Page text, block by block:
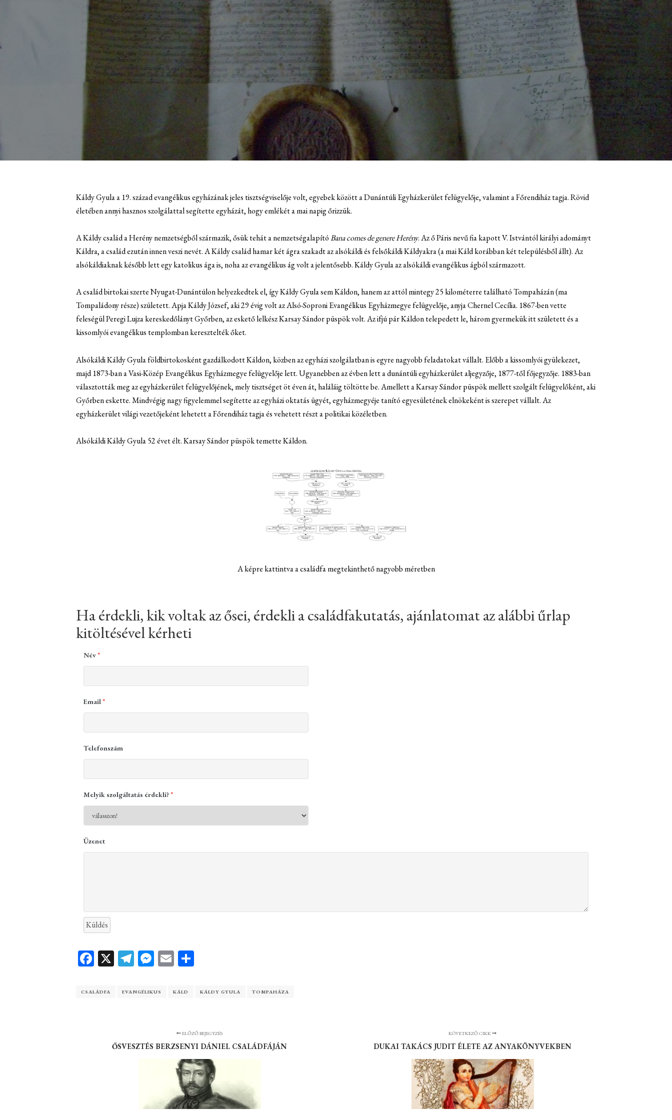
Káldy Gyula a 19. század evangélikus egyházának jeles tisztségviselője volt, egyebek között a Dunántúli Egyházkerület felügyelője, valamint a Főrendiház tagja. Rövid
életében annyi hasznos szolgálattal segítette egyházát, hogy emlékét a mai napig őrizzük.
A Káldy család a Herény nemzetségből származik, ősük tehát a nemzetségalapítóBana comes de genere Herény. Az ő Páris nevű fia kapott V. Istvántól királyi adományt
Káldra, a család ezután innen veszi nevét. A Káldy család hamar két ágra szakadt az alsókáldi és felsőkáldi Káldyakra (a mai Káld korábban két településből állt). Az
alsókáldiaknak később lett egy katolikus ága is, noha az evangélikus ág volt a jelentősebb. Káldy Gyula az alsókáldi evangélikus ágból származott.
A család birtokai szerte Nyugat-Dunántúlon helyezkedtek el, így Káldy Gyula sem Káldon, hanem az attól mintegy 25 kilométerre található Tompaházán (ma
Tompaládony része) született. Apja Káldy József, aki 29 évig volt az Alsó-Soproni Evangélikus Egyházmegye felügyelője, anyja Chernel Cecília. 1867-ben vette
feleségül Peregi Lujza kereskedőlányt Győrben, az eskető lelkész Karsay Sándor püspök volt. Az ifjú pár Káldon telepedett le, három gyermekük itt született és a
kissomlyói evangélikus templomban keresztelték őket.
Alsókáldi Káldy Gyula földbirtokosként gazdálkodott Káldon, közben az egyházi szolgálatban is egyre nagyobb feladatokat vállalt. Előbb a kissomlyói gyülekezet,
majd 1873-ban a Vasi-Közép Evangélikus Egyházmegye felügyelője lett. Ugyanebben az évben lett a dunántúli egyházkerület aljegyzője, 1877-től főjegyzője. 1883-ban
választották meg az egyházkerület felügyelőjének, mely tisztséget öt éven át, haláláig töltötte be. Amellett a Karsay Sándor püspök mellett szolgált felügyelőként, aki
Győrben eskette. Mindvégig nagy figyelemmel segítette az egyházi oktatás ügyét, egyházmegyéje tanító egyesületének elnökeként is szerepet vállalt. Az
egyházkerület világi vezetőjeként lehetett a Főrendiház tagja és vehetett részt a politikai közéletben.
Alsókáldi Káldy Gyula 52 évet élt. Karsay Sándor püspök temette Káldon.
A képre kattintva a családfa megtekinthető nagyobb méretben
Ha érdekli, kik voltak az ősei, érdekli a családfakutatás, ajánlatomat az alábbi űrlap
kitöltésével kérheti
Név*
Email*
Telefonszám
Melyik szolgáltatás érdekli?*
Üzenet
Küldés
Facebook
X Telegram
Messenger
Email
CSALÁDFA EVANGÉLIKUS KÁLD KÁLDY GYULA TOMPAHÁZA
ELŐZŐ BEJEGYZÉS
ŐSVESZTÉS BERZSENYI DÁNIEL CSALÁDFÁJÁN
KÖVETKEZŐ CIKK
DUKAI TAKÁCS JUDIT ÉLETE AZ ANYAKÖNYVEKBEN